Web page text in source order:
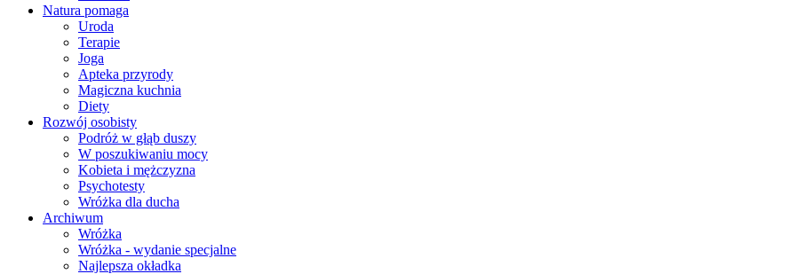
Natura pomaga
Uroda
Terapie
Joga
Apteka przyrody
Magiczna kuchnia
Diety
Rozwój osobisty
Podróż w głąb duszy
W poszukiwaniu mocy
Kobieta i mężczyzna
Psychotesty
Wróżka dla ducha
Archiwum
Wróżka
Wróżka - wydanie specjalne
Najlepsza okładka